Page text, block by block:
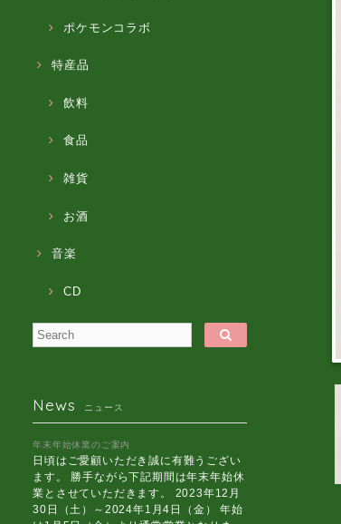
ポケモンコラボ
特産品
飲料
食品
雑貨
お酒
音楽
CD
News ニュース
年末年始休業のご案内
日頃はご愛顧いただき誠に有難うござい
ます。 勝手ながら下記期間は年末年始休
業とさせていただきます。 2023年12月
30日（土）～2024年1月4日（金） 年始